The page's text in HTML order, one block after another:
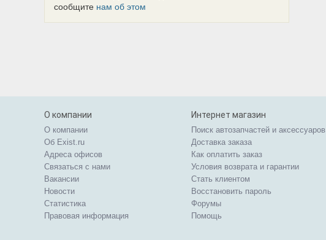
сообщите нам об этом
О компании
О компании
Об Exist.ru
Адреса офисов
Связаться с нами
Вакансии
Новости
Статистика
Правовая информация
Интернет магазин
Поиск автозапчастей и аксессуаров
Доставка заказа
Как оплатить заказ
Условия возврата и гарантии
Стать клиентом
Восстановить пароль
Форумы
Помощь